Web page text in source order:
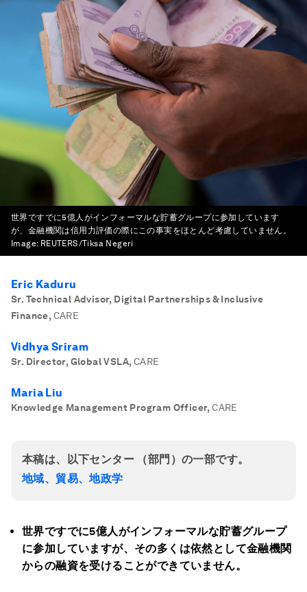
世界ですでに5億人がインフォーマルな貯蓄グループに参加しています
が、金融機関は信用力評価の際にこの事実をほとんど考慮していません。
Image: REUTERS/Tiksa Negeri
Eric Kaduru
Sr. Technical Advisor, Digital Partnerships & Inclusive
Finance, CARE
Vidhya Sriram
Sr. Director, Global VSLA, CARE
Maria Liu
Knowledge Management Program Officer, CARE
本稿は、以下センター （部門）の一部です。
地域、貿易、地政学
世界ですでに5億人がインフォーマルな貯蓄グループ
に参加していますが、その多くは依然として金融機関
からの融資を受けることができていません。